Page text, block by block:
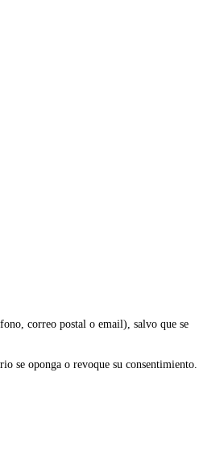
correo postal o email), salvo que se
se oponga o revoque su consentimiento.